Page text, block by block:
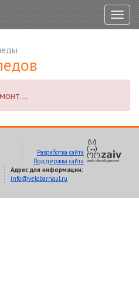
Разработка сайта
Поддержка сайта
Адрес для информации:
info@velobarnaul.ru